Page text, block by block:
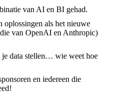
van AI en BI gehad.
oplossingen als het nieuwe
van OpenAI en Anthropic)
je data stellen… wie weet hoe
en iedereen die